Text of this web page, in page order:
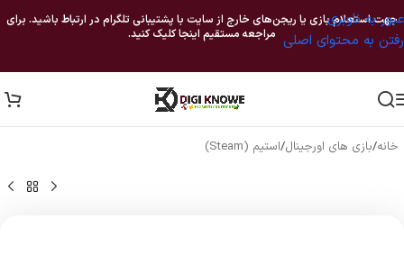
عبور به ناوبری
رفتن به محتوای اصلی
جهت استعلام بازی یا ریجن‌های خارج از سایت با پشتیبانی تلگرام در ارتباط باشید. برای
مراجعه مستقیم اینجا کلیک کنید.
خانه/بازی های اورجینال/استیم (Steam)